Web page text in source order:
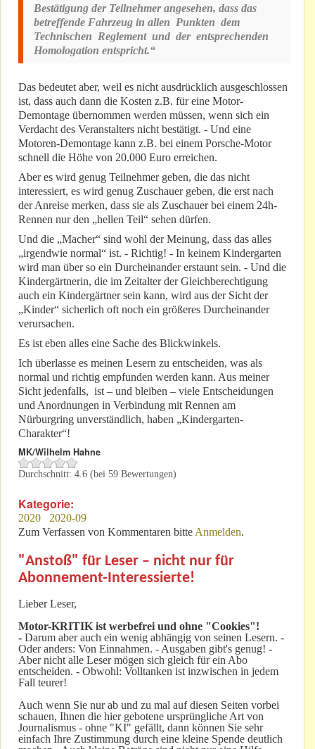
Bestätigung der Teilnehmer angesehen, dass das
betreffende Fahrzeug in allen Punkten dem
Technischen Reglement und der entsprechenden
Homologation entspricht.“
Das bedeutet aber, weil es nicht ausdrücklich ausgeschlossen
ist, dass auch dann die Kosten z.B. für eine Motor-
Demontage übernommen werden müssen, wenn sich ein
Verdacht des Veranstalters nicht bestätigt. - Und eine
Motoren-Demontage kann z.B. bei einem Porsche-Motor
schnell die Höhe von 20.000 Euro erreichen.
Aber es wird genug Teilnehmer geben, die das nicht
interessiert, es wird genug Zuschauer geben, die erst nach
der Anreise merken, dass sie als Zuschauer bei einem 24h-
Rennen nur den „hellen Teil“ sehen dürfen.
Und die „Macher“ sind wohl der Meinung, dass das alles
„irgendwie normal“ ist. - Richtig! - In keinem Kindergarten
wird man über so ein Durcheinander erstaunt sein. - Und die
Kindergärtnerin, die im Zeitalter der Gleichberechtigung
auch ein Kindergärtner sein kann, wird aus der Sicht der
„Kinder“ sicherlich oft noch ein größeres Durcheinander
verursachen.
Es ist eben alles eine Sache des Blickwinkels.
Ich überlasse es meinen Lesern zu entscheiden, was als
normal und richtig empfunden werden kann. Aus meiner
Sicht jedenfalls, ist – und bleiben – viele Entscheidungen
und Anordnungen in Verbindung mit Rennen am
Nürburgring unverständlich, haben „Kindergarten-
Charakter“!
MK/Wilhelm Hahne
Durchschnitt: 4.6 (bei 59 Bewertungen)
Kategorie:
2020
2020-09
Zum Verfassen von Kommentaren bitte Anmelden.
"Anstoß" für Leser – nicht nur für
Abonnement-Interessierte!
Lieber Leser,
Motor-KRITIK ist werbefrei und ohne "Cookies"!
- Darum aber auch ein wenig abhängig von seinen Lesern. -
Oder anders: Von Einnahmen. - Ausgaben gibt's genug! -
Aber nicht alle Leser mögen sich gleich für ein Abo
entscheiden. - Obwohl: Volltanken ist inzwischen in jedem
Fall teurer!
Auch wenn Sie nur ab und zu mal auf diesen Seiten vorbei
schauen, Ihnen die hier gebotene ursprüngliche Art von
Journalismus - ohne "KI" gefällt, dann können Sie sehr
einfach Ihre Zustimmung durch eine kleine Spende deutlich